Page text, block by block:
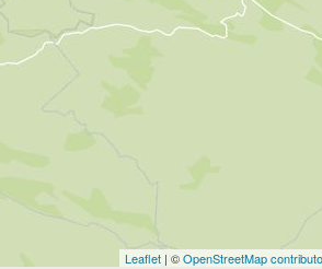
Leaflet | ©OpenStreetMap